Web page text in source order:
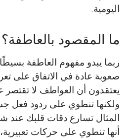
اليومية.
ما المقصود بالعاطفة؟
ربما يبدو مفهوم العاطفة
صعوبة عادة في الاتفاق على
يعتقدون أن العواطف لا تقتصر
ولكنها تنطوي على ردود فعل
المثال تسارع دقات قلبك عند
أنها تنطوي على حركات